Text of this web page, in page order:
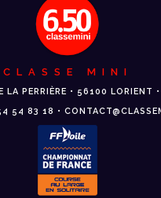
CLASSE MINI
LA PERRIÈRE • 56100 LORIENT
54 83 18 •